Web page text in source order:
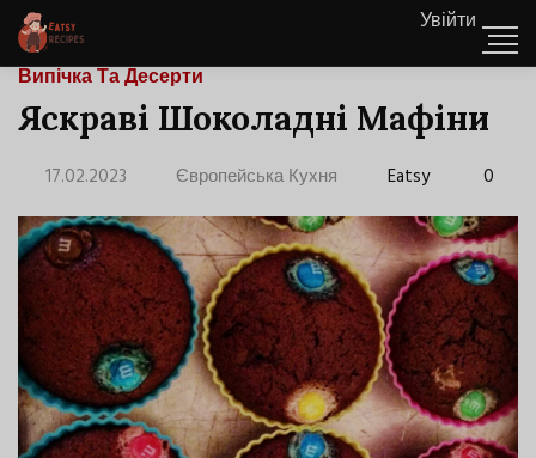
Увійти
Випічка Та Десерти
Яскраві Шоколадні Мафіни
17.02.2023 Європейська Кухня Eatsy 0